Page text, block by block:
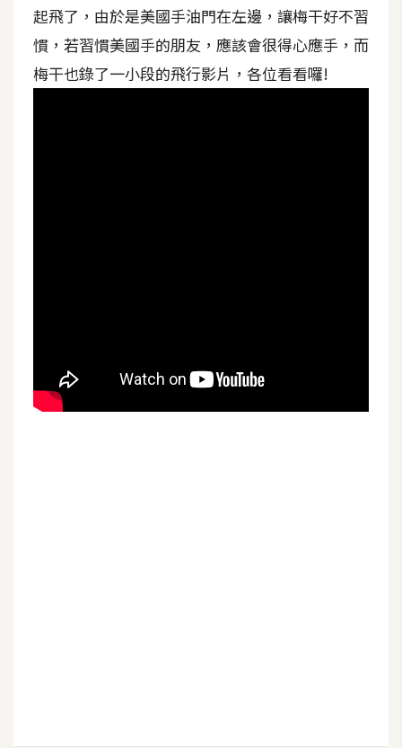
起飛了，由於是美國手油門在左邊，讓梅干好不習
慣，若習慣美國手的朋友，應該會很得心應手，而
梅干也錄了一小段的飛行影片，各位看看囉!